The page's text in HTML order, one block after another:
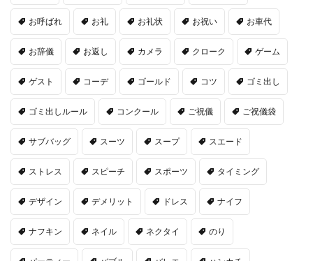
お呼ばれ お礼 お礼状 お祝い お車代
お辞儀 お返し カメラ クローク ゲーム
ゲスト コーデ ゴールド コツ ゴミ出し
ゴミ出しルール コンクール ご祝儀 ご祝儀袋
サブバッグ スーツ スープ スエード
ストレス スピーチ スポーツ タイミング
デザイン デメリット ドレス ナイフ
ナフキン ネイル ネクタイ のり